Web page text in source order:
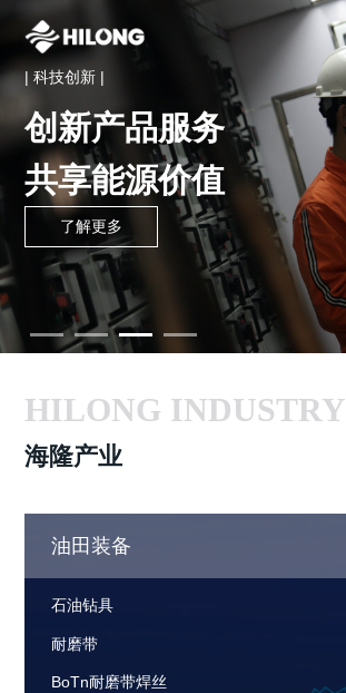
| 科技创新 |
创新产品服务
共享能源价值
了解更多
HILONG INDUSTRY
海隆产业
油田装备
石油钻具
耐磨带
BoTn耐磨带焊丝